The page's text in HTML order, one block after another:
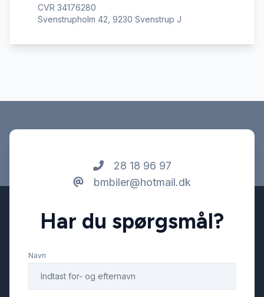
CVR 34176280
Svenstrupholm 42, 9230 Svenstrup J
28 18 96 97
bmbiler@hotmail.dk
Har du spørgsmål?
Navn